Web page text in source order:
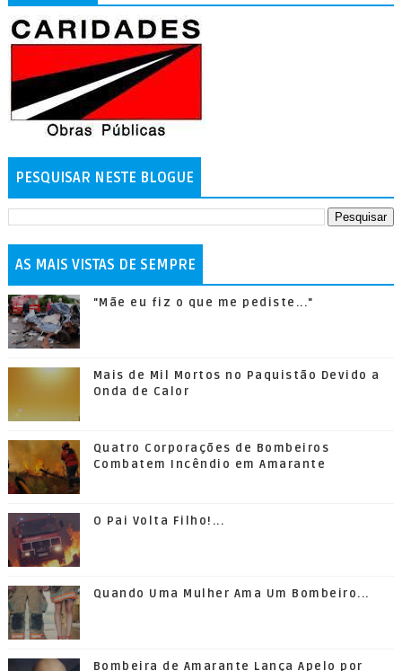
PESQUISAR NESTE BLOGUE
AS MAIS VISTAS DE SEMPRE
"Mãe eu fiz o que me pediste..."
Mais de Mil Mortos no Paquistão Devido a
Onda de Calor
Quatro Corporações de Bombeiros
Combatem Incêndio em Amarante
O Pai Volta Filho!...
Quando Uma Mulher Ama Um Bombeiro...
Bombeira de Amarante Lança Apelo por